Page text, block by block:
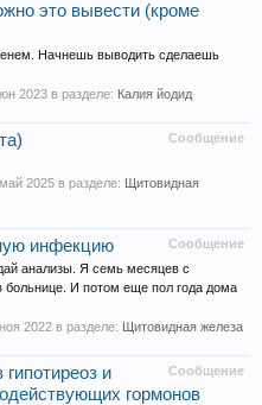
это вывести (кроме
Начнешь выводить сделаешь
2023 в разделе: Калия йодид
Сообщение
2025 в разделе: Щитовидная
Сообщение
инфекцию
анализы. Я семь месяцев с
И потом еще пол года дома
2022 в разделе: Щитовидная железа
Сообщение
гипотиреоз и
гормонов